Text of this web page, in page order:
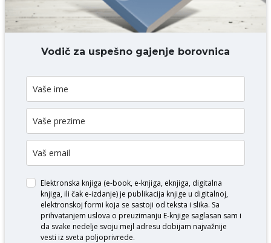
Vodič za uspešno gajenje borovnica
Elektronska knjiga (e-book, e-knjiga, eknjiga, digitalna
knjiga, ili čak e-izdanje) je publikacija knjige u digitalnoj,
elektronskoj formi koja se sastoji od teksta i slika. Sa
prihvatanjem uslova o preuzimanju E-knjige saglasan sam i
da svake nedelje svoju mejl adresu dobijam najvažnije
vesti iz sveta poljoprivrede.